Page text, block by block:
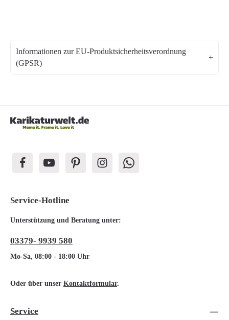
Informationen zur EU-Produktsicherheitsverordnung
(GPSR)
Service-Hotline
Unterstützung und Beratung unter:
03379- 9939 580
Mo-Sa, 08:00 - 18:00 Uhr
Oder über unser Kontaktformular.
Service